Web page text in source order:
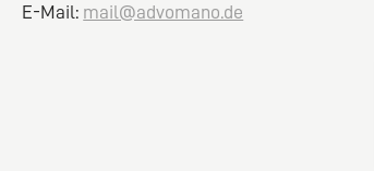
E-Mail: mail@advomano.de